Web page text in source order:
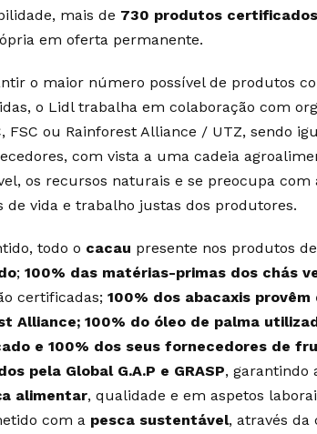
mais de 730 produtos certificados
em oferta permanente.
o maior número possível de produtos
o Lidl trabalha em colaboração com
FSC ou Rainforest Alliance / UTZ, sendo
com vista a uma cadeia
os recursos naturais e se preocupa
de vida e trabalho justas dos produtores.
todo o cacau presente nos produtos
; 100% das matérias-primas dos chás
certificadas; 100% dos abacaxis
Alliance; 100% do óleo de palma
e 100% dos seus fornecedores de
pela Global G.A.P e GRASP, garantindo
alimentar, qualidade e em aspetos
com a pesca sustentável, através da